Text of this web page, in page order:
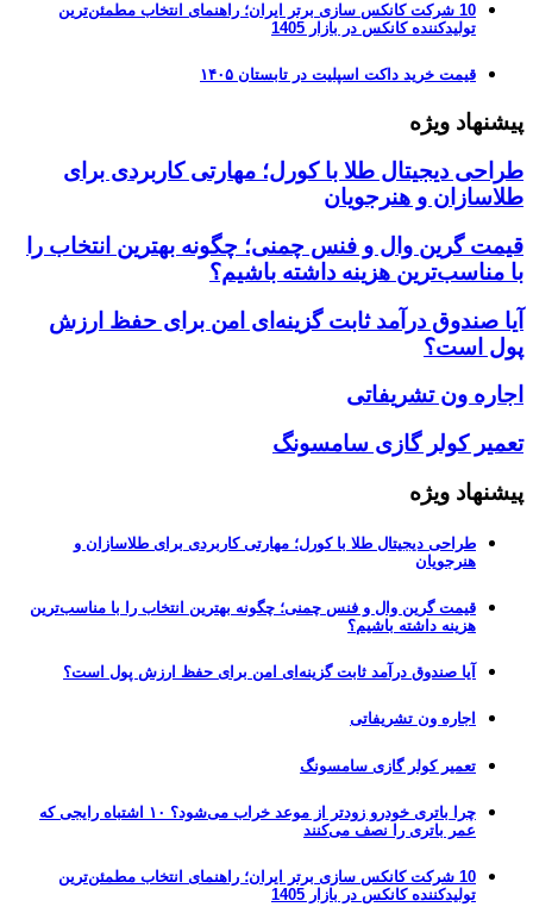
10 شرکت کانکس سازی برتر ایران؛ راهنمای انتخاب مطمئن‌ترین
تولیدکننده کانکس در بازار 1405
قیمت خرید داکت اسپلیت در تابستان ۱۴۰۵
پیشنهاد ویژه
طراحی دیجیتال طلا با کورل؛ مهارتی کاربردی برای
طلاسازان و هنرجویان
قیمت گرین وال و فنس چمنی؛ چگونه بهترین انتخاب را
با مناسب‌ترین هزینه داشته باشیم؟
آیا صندوق درآمد ثابت گزینه‌ای امن برای حفظ ارزش
پول است؟
اجاره ون تشریفاتی
تعمیر کولر گازی سامسونگ
پیشنهاد ویژه
طراحی دیجیتال طلا با کورل؛ مهارتی کاربردی برای طلاسازان و
هنرجویان
قیمت گرین وال و فنس چمنی؛ چگونه بهترین انتخاب را با مناسب‌ترین
هزینه داشته باشیم؟
آیا صندوق درآمد ثابت گزینه‌ای امن برای حفظ ارزش پول است؟
اجاره ون تشریفاتی
تعمیر کولر گازی سامسونگ
چرا باتری خودرو زودتر از موعد خراب می‌شود؟ ۱۰ اشتباه رایجی که
عمر باتری را نصف می‌کنند
10 شرکت کانکس سازی برتر ایران؛ راهنمای انتخاب مطمئن‌ترین
تولیدکننده کانکس در بازار 1405